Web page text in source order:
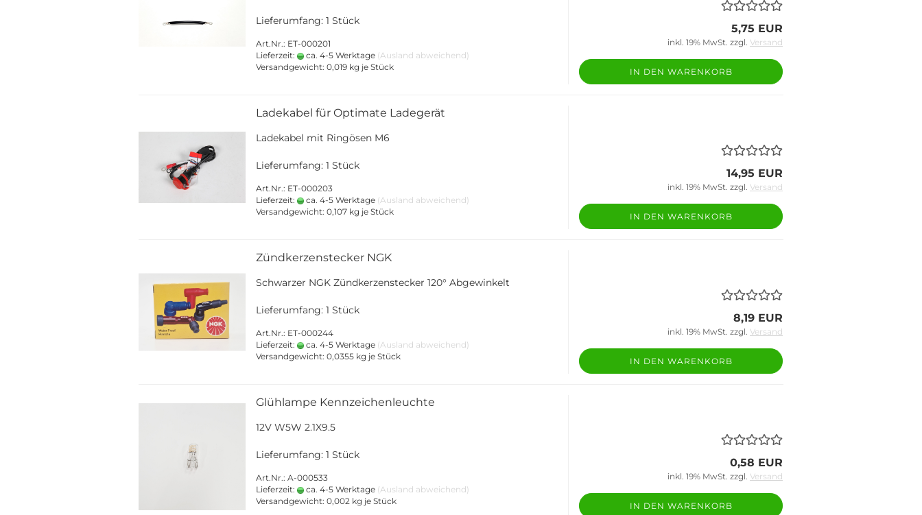
Lieferumfang: 1 Stück
Art.Nr.: ET-000201
Lieferzeit:
ca. 4-5 Werktage (Ausland abweichend)
Versandgewicht: 0,019 kg je Stück
5,75 EUR
inkl. 19% MwSt. zzgl. Versand
IN DEN WARENKORB
Ladekabel für Optimate Ladegerät
Ladekabel mit Ringösen M6
Lieferumfang: 1 Stück
Art.Nr.: ET-000203
Lieferzeit:
ca. 4-5 Werktage (Ausland abweichend)
Versandgewicht: 0,107 kg je Stück
14,95 EUR
inkl. 19% MwSt. zzgl. Versand
IN DEN WARENKORB
Zündkerzenstecker NGK
Schwarzer NGK Zündkerzenstecker 120° Abgewinkelt
Lieferumfang: 1 Stück
Art.Nr.: ET-000244
Lieferzeit:
ca. 4-5 Werktage (Ausland abweichend)
Versandgewicht: 0,0355 kg je Stück
8,19 EUR
inkl. 19% MwSt. zzgl. Versand
IN DEN WARENKORB
Glühlampe Kennzeichenleuchte
12V W5W 2.1X9.5
Lieferumfang: 1 Stück
Art.Nr.: A-000533
Lieferzeit:
ca. 4-5 Werktage (Ausland abweichend)
Versandgewicht: 0,002 kg je Stück
0,58 EUR
inkl. 19% MwSt. zzgl. Versand
IN DEN WARENKORB